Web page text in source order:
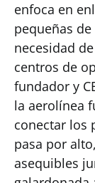
enfoca en
pequeñas
necesidad
centros de
fundador y
la aerolínea
conectar los
pasa por
asequibles